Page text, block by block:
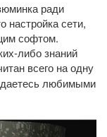
ради
настройка сети,
софтом.
либо знаний
всего на одну
любимыми